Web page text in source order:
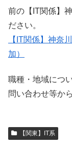
前の【IT関係】
ださい。
【IT関係】神奈
加）
職種・地域につ
問い合わせ等か
【関東】IT系